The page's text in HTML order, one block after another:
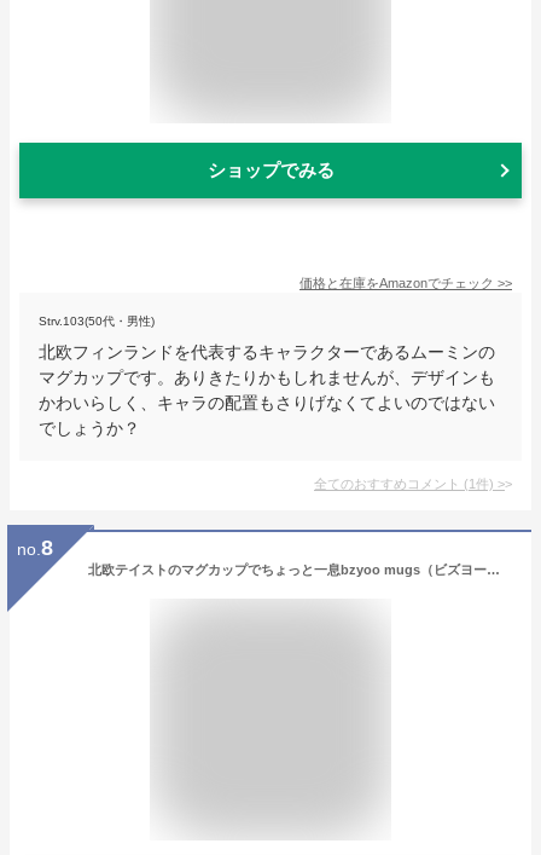
ショップでみる
価格と在庫をAmazonでチェック >>
Strv.103(50代・男性)
北欧フィンランドを代表するキャラクターであるムーミンの
マグカップです。ありきたりかもしれませんが、デザインも
かわいらしく、キャラの配置もさりげなくてよいのではない
でしょうか？
全てのおすすめコメント (1件) >
no. 8
北欧テイストのマグカップでちょっと一息bzyoo mugs（ビズヨー マグ）BLUE【マグカップ 北欧 コーヒーカップ コップ キッチン キッチングッズ プレゼント プチギフト にも！】